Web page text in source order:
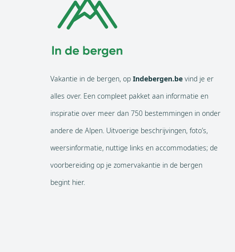
Vakantie in de bergen, op Indebergen.be vind je er
alles over. Een compleet pakket aan informatie en
inspiratie over meer dan 750 bestemmingen in onder
andere de Alpen. Uitvoerige beschrijvingen, foto’s,
weersinformatie, nuttige links en accommodaties; de
voorbereiding op je zomervakantie in de bergen
begint hier.